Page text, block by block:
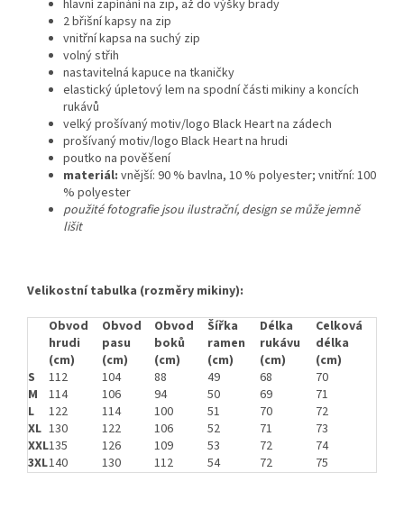
hlavní zapínání na zip, až do výšky brady
2 břišní kapsy na zip
vnitřní kapsa na suchý zip
volný střih
nastavitelná kapuce na tkaničky
elastický úpletový lem na spodní části mikiny a koncích
rukávů
velký prošívaný motiv/logo Black Heart na zádech
prošívaný motiv/logo Black Heart na hrudi
poutko na pověšení
materiál: vnější: 90 % bavlna, 10 % polyester; vnitřní: 100
% polyester
použité fotografie jsou ilustrační, design se může jemně
lišit
Velikostní tabulka (rozměry mikiny):
Obvod
hrudi
(cm)
Obvod
pasu
(cm)
Obvod
boků
(cm)
Šířka
ramen
(cm)
Délka
rukávu
(cm)
Celková
délka
(cm)
S
112 104 88 49 68
70
M
114 106 94 50 69
71
L
122 114 100 51 70
72
XL 130 122 106 52 71
73
XXL135 126 109 53 72
74
3XL140 130 112 54 72 75